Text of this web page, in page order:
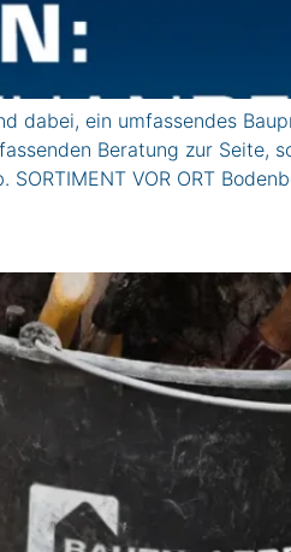
dabei, ein umfassendes
Beratung zur Seite,
VOR ORT